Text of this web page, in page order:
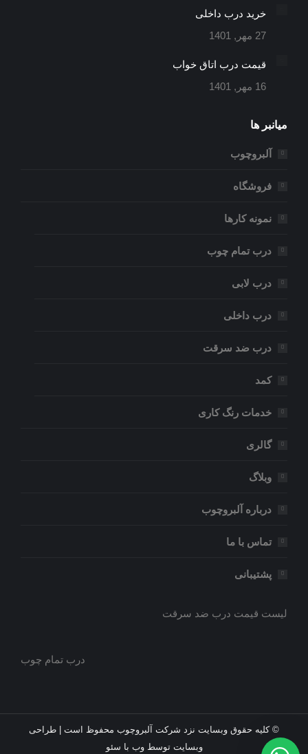
خرید درب داخلی
27 مهر, 1401
قیمت درب اتاق خواب
16 مهر, 1401
میانبر ها
آلبروچوب
فروشگاه
نمونه کارها
درب تمام چوب
درب لابی
درب داخلی
درب ضد سرقت
کمد
خدمات رنگ کاری
گالری
وبلاگ
درباره آلبروچوب
تماس با ما
پشتیبانی
لیست قیمت درب ضد سرقت
درب تمام چوب
© کلیه حقوق وبسایت نزد شرکت آلبروچوب محفوظ است | طراحی
وبسایت توسطوب با سئو